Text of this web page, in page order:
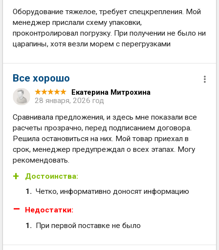
Оборудование тяжелое, требует спецкрепления. Мой
менеджер прислали схему упаковки,
проконтролировал погрузку. При получении не было ни
царапины, хотя везли морем с перегрузками
Все хорошо
Екатерина Митрохина
28 января, 2026 год
Сравнивала предложения, и здесь мне показали все
расчеты прозрачно, перед подписанием договора.
Решила остановиться на них. Мой товар приехал в
срок, менеджер предупреждал о всех этапах. Могу
рекомендовать.
Достоинства:
Четко, информативно доносят информацию
Недостатки:
При первой поставке не было